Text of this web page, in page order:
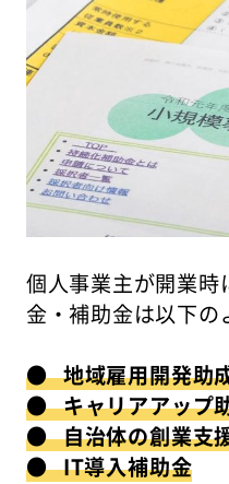
個人事業主が開業
金・補助金は以下の
● 地域雇用開発助
● キャリアアップ
● 自治体の創業支
● IT導入補助金